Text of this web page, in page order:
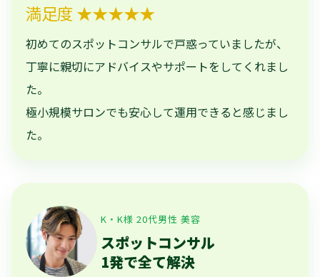
満足度 ★★★★★
初めてのスポットコンサルで戸惑っていましたが、
丁寧に親切にアドバイスやサポートをしてくれまし
た。
極小規模サロンでも安心して運用できると感じまし
た。
K・K様 20代男性 美容
スポットコンサル
1発で全て解決